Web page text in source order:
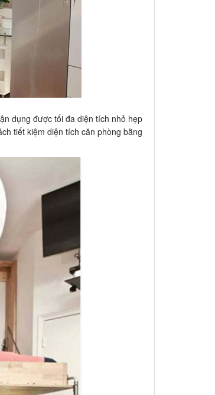
dụng được tối đa diện tích nhỏ hẹp
tiết kiệm diện tích căn phòng bằng